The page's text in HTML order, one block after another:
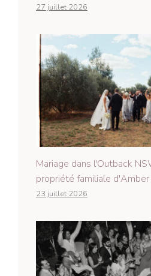
27 juillet 2026
Mariage dans l'Outback
propriété familiale
23 juillet 2026